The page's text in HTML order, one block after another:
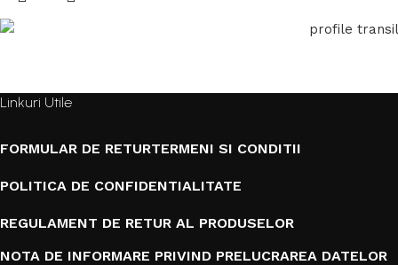
Linkuri Utile
FORMULAR DE RETURTERMENI SI CONDITII
POLITICA DE CONFIDENTIALITATE
REGULAMENT DE RETUR AL PRODUSELOR
NOTA DE INFORMARE PRIVIND PRELUCRAREA DATELOR